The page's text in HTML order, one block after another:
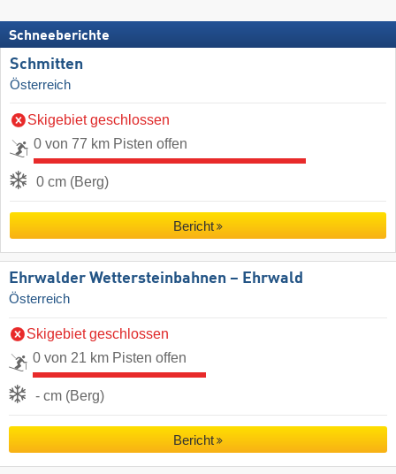
Schneeberichte
Schmitten
Österreich
Skigebiet geschlossen
0 von 77 km Pisten offen
0 cm (Berg)
Bericht
Ehrwalder Wettersteinbahnen – Ehrwald
Österreich
Skigebiet geschlossen
0 von 21 km Pisten offen
- cm (Berg)
Bericht